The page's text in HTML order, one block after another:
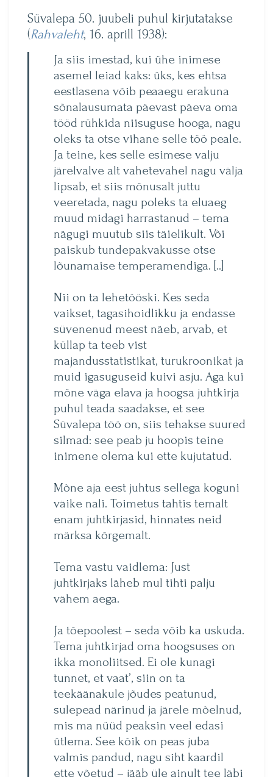
Süvalepa 50. juubeli puhul kirjutatakse
(Rahvaleht, 16. aprill 1938):
Ja siis imestad, kui ühe inimese
asemel leiad kaks: üks, kes ehtsa
eestlasena võib peaaegu erakuna
sõnalausumata päevast päeva oma
tööd rühkida niisuguse hooga, nagu
oleks ta otse vihane selle töö peale.
Ja teine, kes selle esimese valju
järelvalve alt vahetevahel nagu välja
lipsab, et siis mõnusalt juttu
veeretada, nagu poleks ta eluaeg
muud midagi harrastanud – tema
nägugi muutub siis täielikult. Või
paiskub tundepakvakusse otse
lõunamaise temperamendiga. [..]
Nii on ta lehetööski. Kes seda
vaikset, tagasihoidlikku ja endasse
süvenenud meest näeb, arvab, et
küllap ta teeb vist
majandusstatistikat, turukroonikat ja
muid igasuguseid kuivi asju. Aga kui
mõne väga elava ja hoogsa juhtkirja
puhul teada saadakse, et see
Süvalepa töö on, siis tehakse suured
silmad: see peab ju hoopis teine
inimene olema kui ette kujutatud.
Mõne aja eest juhtus sellega koguni
väike nali. Toimetus tahtis temalt
enam juhtkirjasid, hinnates neid
märksa kõrgemalt.
Tema vastu vaidlema: Just
juhtkirjaks läheb mul tihti palju
vähem aega.
Ja tõepoolest – seda võib ka uskuda.
Tema juhtkirjad oma hoogsuses on
ikka monoliitsed. Ei ole kunagi
tunnet, et vaat’, siin on ta
teekäänakule jõudes peatunud,
sulepead närinud ja järele mõelnud,
mis ma nüüd peaksin veel edasi
ütlema. See kõik on peas juba
valmis pandud, nagu siht kaardil
ette võetud – jääb üle ainult tee läbi